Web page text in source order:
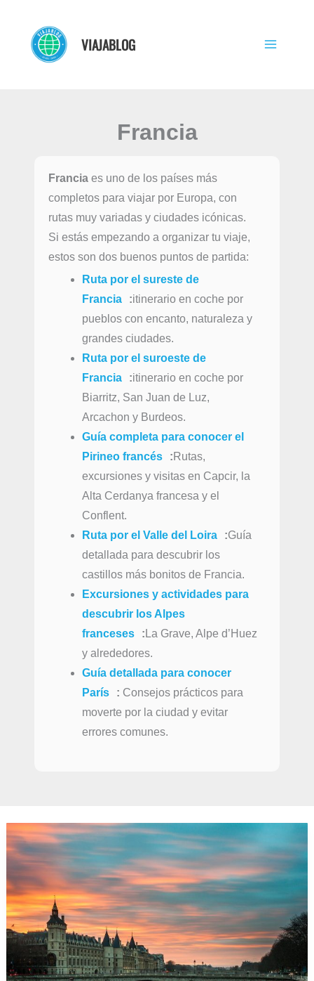
contenido
VIAJABLOG
Francia
Francia es uno de los países más
completos para viajar por Europa, con
rutas muy variadas y ciudades icónicas.
Si estás empezando a organizar tu viaje,
estos son dos buenos puntos de partida:
Ruta por el sureste de
Francia
:itinerario en coche por
pueblos con encanto, naturaleza y
grandes ciudades.
Ruta por el suroeste de
Francia
:itinerario en coche por
Biarritz, San Juan de Luz,
Arcachon y Burdeos.
Guía completa para conocer el
Pirineo francés
: Rutas,
excursiones y visitas en Capcir, la
Alta Cerdanya francesa y el
Conflent.
Ruta por el Valle del Loira
:Guía
detallada para descubrir los
castillos más bonitos de Francia.
Excursiones y actividades para
descubrir los Alpes
franceses
: La Grave, Alpe d’Huez
y alrededores.
Guía detallada para conocer
París
: Consejos prácticos para
moverte por la ciudad y evitar
errores comunes.